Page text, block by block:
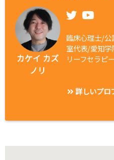
カケイ カズ
ノリ
臨床心理士/公
室代表/愛知学
リーフセラピー
詳しいプロ